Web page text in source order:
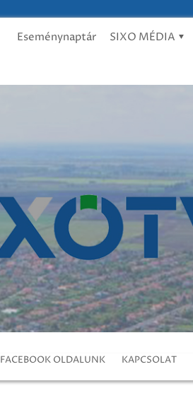
Eseménynaptár SIXO MÉDIA
FACEBOOK OLDALUNK KAPCSOLAT